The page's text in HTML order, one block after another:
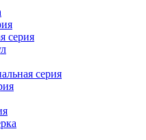
серия
серия